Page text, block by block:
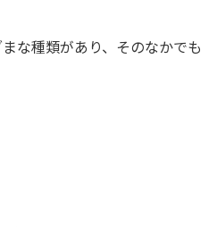
な種類があり、 そのなかでも